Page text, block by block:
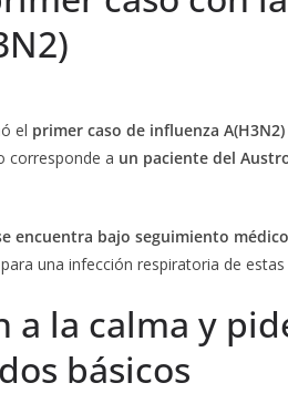
el primer caso de influenza
corresponde a un paciente del
encuentra bajo seguimiento médico
para una infección respiratoria de
a la calma y
básicos